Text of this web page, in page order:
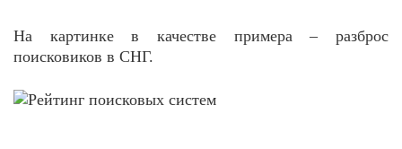
На картинке в качестве примера – разброс
поисковиков в СНГ.